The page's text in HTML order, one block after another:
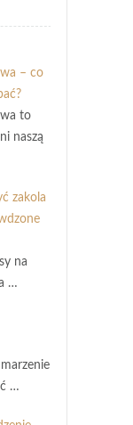
– co
to
naszą
zakola
na
…
…